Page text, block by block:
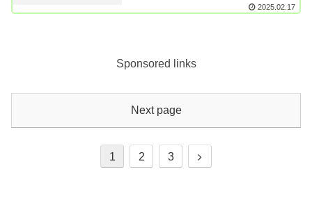
2025.02.17
Sponsored links
Next page
1 2 3 Next